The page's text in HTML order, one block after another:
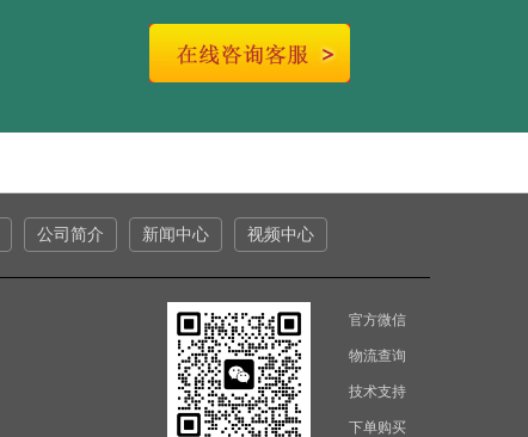
公司简介 新闻中心 视频中心
官方微信
物流查询
技术支持
下单购买